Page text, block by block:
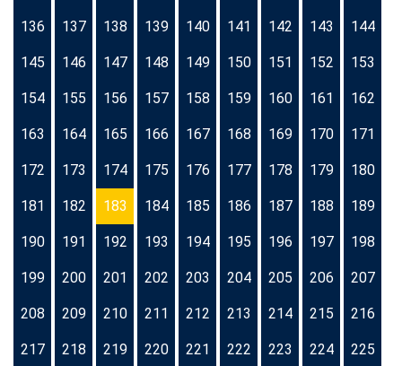
136 137 138 139 140 141 142 143 144
145 146 147 148 149 150 151 152 153
154 155 156 157 158 159 160 161 162
163 164 165 166 167 168 169 170 171
172 173 174 175 176 177 178 179 180
181 182 183 184 185 186 187 188 189
190 191 192 193 194 195 196 197 198
199 200 201 202 203 204 205 206 207
208 209 210 211 212 213 214 215 216
217 218 219 220 221 222 223 224 225